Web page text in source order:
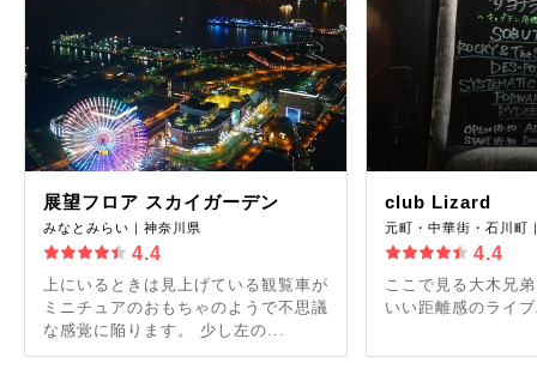
展望フロア スカイガーデン
みなとみらい｜神奈川県
4.4
上にいるときは見上げている観覧車が
ミニチュアのおもちゃのようで不思議
な感覚に陥ります。 少し左の...
club Lizard
元町・中華街・石川町
4.4
ここで見る大木兄
いい距離感のライ